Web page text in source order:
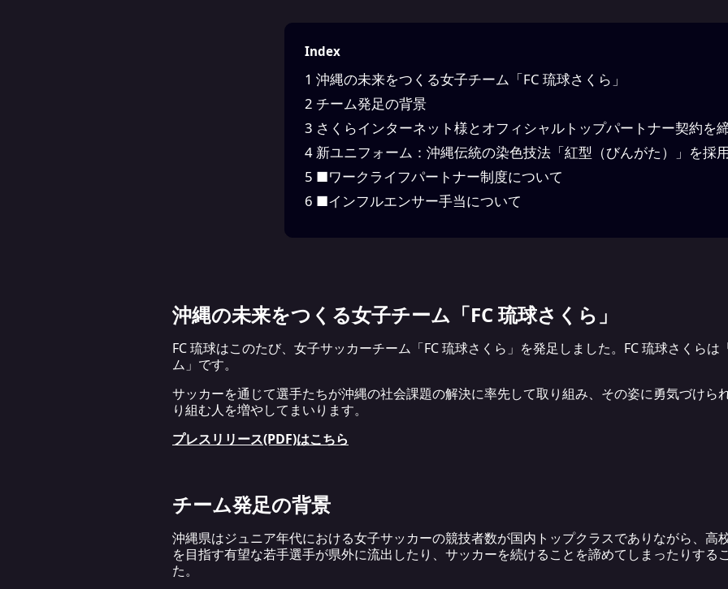
Index
1 沖縄の未来をつくる女子チーム「FC 琉球さくら」
2 チーム発足の背景
3 さくらインターネット様とオフィシャルトップパートナー契約を
4 新ユニフォーム：沖縄伝統の染色技法「紅型（びんがた）」を採
5 ■ワークライフパートナー制度について
6 ■インフルエンサー手当について
沖縄の未来をつくる女子チーム 「FC 琉球さくら」
FC 琉球はこのたび、女子サッカーチーム「FC 琉球さくら」を発足しました。FC 琉球さくら
ム」です。
サッカーを通じて選手たちが沖縄の社会課題の解決に率先して取り組み、その姿に勇気づけら
り組む人を増やしてまいります。
プレスリリース(PDF)はこちら
チーム発足の背景
沖縄県はジュニア年代における女子サッカーの競技者数が国内トップクラスでありながら、高
を目指す有望な若手選手が県外に流出したり、サッカーを続けることを諦めてしまったりする
た。